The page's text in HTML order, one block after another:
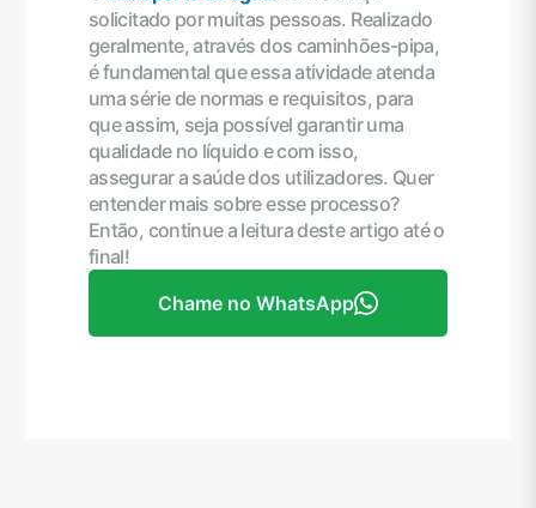
solicitado por muitas pessoas. Realizado
geralmente, através dos caminhões-pipa,
é fundamental que essa atividade atenda
uma série de normas e requisitos, para
que assim, seja possível garantir uma
qualidade no líquido e com isso,
assegurar a saúde dos utilizadores. Quer
entender mais sobre esse processo?
Então, continue a leitura deste artigo até o
final!
Chame no WhatsApp